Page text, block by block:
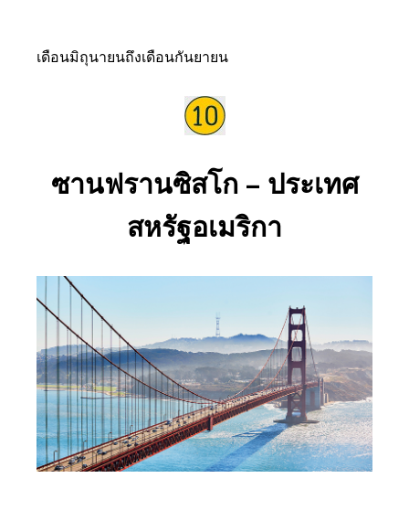
เดือนมิถุนายนถึงเดือนกันยายน
ซานฟรานซิสโก – ประเทศ
สหรัฐอเมริกา